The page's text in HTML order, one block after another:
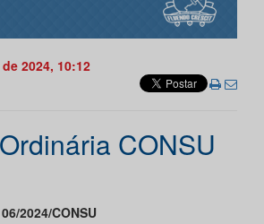
2024, 10:12
CONSU
2024/CONSU